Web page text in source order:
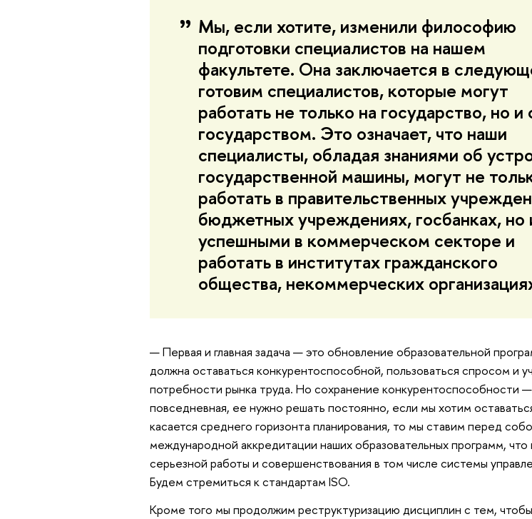
Мы, если хотите, изменили философию
подготовки специалистов на нашем
факультете. Она заключается в
готовим специалистов, которые могут
работать не только на государство, но и
государством. Это означает, что наши
специалисты, обладая знаниями об
государственной машины, могут не
работать в правительственных
бюджетных учреждениях, госбанках, но
успешными в коммерческом секторе и
работать в институтах гражданского
общества, некоммерческих
— Первая и главная задача — это обновление образовательной
должна оставаться конкурентоспособной, пользоваться спросом и
потребности рынка труда. Но сохранение конкурентоспособности —
повседневная, ее нужно решать постоянно, если мы хотим
касается среднего горизонта планирования, то мы ставим перед
международной аккредитации наших образовательных программ,
серьезной работы и совершенствования в том числе системы
Будем стремиться к стандартам ISO.
Кроме того мы продолжим реструктуризацию дисциплин с тем,